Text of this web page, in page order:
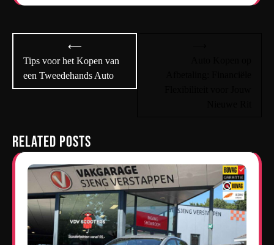
navigatie
⟵
Tips voor het Kopen van
een Tweedehands Auto
Related Posts